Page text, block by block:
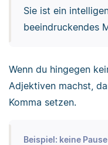
Sie ist ein
beeindruckendes
Wenn du hingegen
Adjektiven machst,
Komma setzen.
Beispiel: keine